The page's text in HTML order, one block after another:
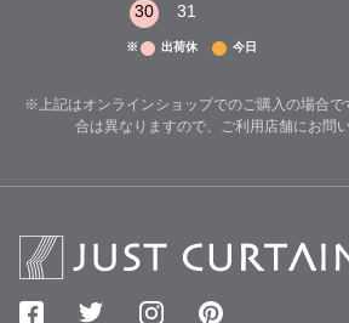
30
31
※ 出荷休 今日
※上記はオンラインショップでのご購入の場合で
合は異なりますので、ご利用店舗にお問